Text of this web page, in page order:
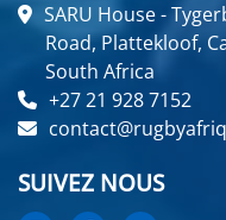
SARU House -
Road, Plattekloof,
South Africa
+27 21 928 7152
SUIVEZ NOUS